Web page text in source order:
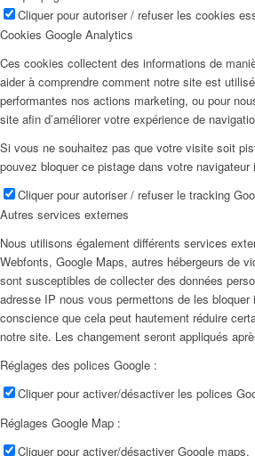
Cliquer pour autoriser / refuser les cookies
Cookies Google Analytics
Ces cookies collectent des informations de
aider à comprendre comment notre site est
performantes nos actions marketing, ou pour
site afin d’améliorer votre expérience de
Si vous ne souhaitez pas que votre visite soit
pouvez bloquer ce pistage dans votre navigateur
Cliquer pour autoriser / refuser le tracking
Autres services externes
Nous utilisons également différents services
Webfonts, Google Maps, autres hébergeurs de
sont susceptibles de collecter des données
adresse IP nous vous permettons de les bloquer
conscience que cela peut hautement réduire
notre site. Les changement seront appliqués
Réglages des polices Google :
Cliquer pour activer/désactiver les polices
Réglages Google Map :
Cliquer pour activer/désactiver Google maps.